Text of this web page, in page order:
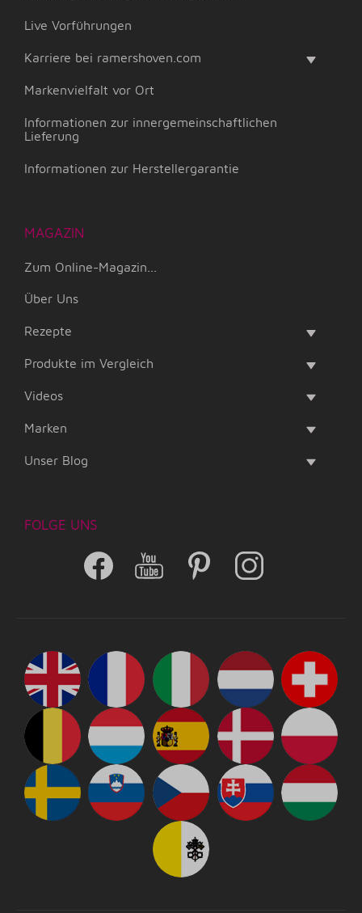
Live Vorführungen
Karriere bei ramershoven.com
Markenvielfalt vor Ort
Informationen zur innergemeinschaftlichen
Lieferung
Informationen zur Herstellergarantie
MAGAZIN
Zum Online-Magazin...
Über Uns
Rezepte
Produkte im Vergleich
Videos
Marken
Unser Blog
FOLGE UNS